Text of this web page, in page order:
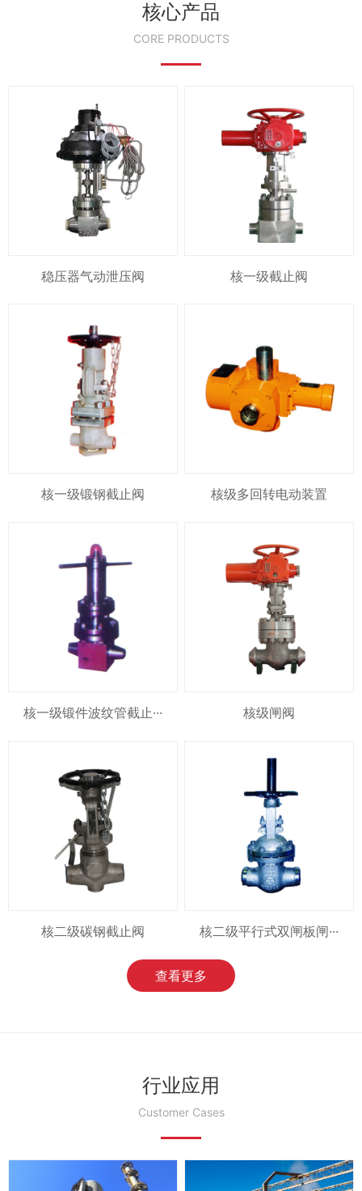
核心产品
CORE PRODUCTS
稳压器气动泄压阀 核一级截止阀
核一级锻钢截止阀 核级多回转电动装置
核一级锻件波纹管截止··· 核级闸阀
核二级碳钢截止阀 核二级平行式双闸板闸···
查看更多
行业应用
Customer Cases